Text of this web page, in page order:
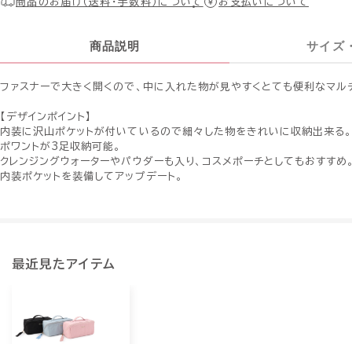
商品説明 サイズ
ファスナーで大きく開くので、中に入れた物が見やすくとても便利なマル
【デザインポイント】
内装に沢山ポケットが付いているので細々した物をきれいに収納出来る。
ポワントが3足収納可能。
クレンジングウォーターやパウダーも入り、コスメポーチとしてもおすすめ
内装ポケットを装備してアップデート。
最近見たアイテム